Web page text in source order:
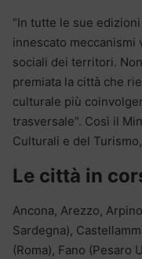
“In tutte le sue
innescato
sociali dei territori.
premiata la città che
culturale più
trasversale”. Così il
Culturali e del
Le città in
Ancona, Arezzo,
Sardegna),
(Roma), Fano (Pesaro